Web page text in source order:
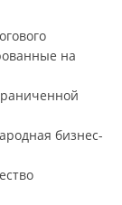
на
бизнес-